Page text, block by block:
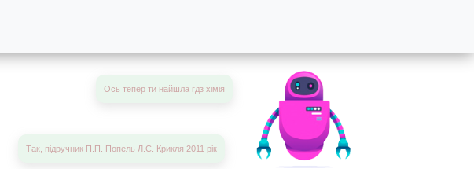
Ось тепер ти найшла гдз хімія
Так, підручник П.П. Попель Л.С. Крикля 2011 рік